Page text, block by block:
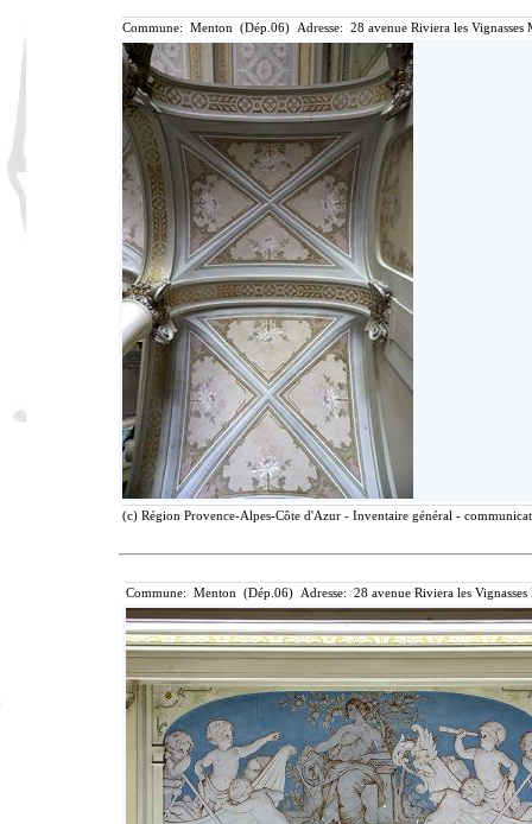
Commune: Menton (Dép.06) Adresse: 28 avenue Riviera les
(c) Région Provence-Alpes-Côte d'Azur - Inventaire général -
Commune: Menton (Dép.06) Adresse: 28 avenue Riviera les